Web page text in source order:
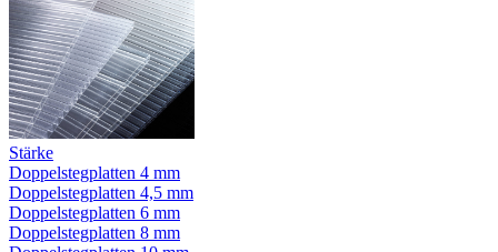
Stärke
Doppelstegplatten 4 mm
Doppelstegplatten 4,5 mm
Doppelstegplatten 6 mm
Doppelstegplatten 8 mm